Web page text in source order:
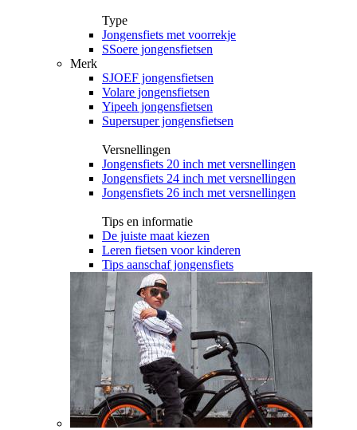
Type
Jongensfiets met voorrekje
SSoere jongensfietsen
Merk
SJOEF jongensfietsen
Volare jongensfietsen
Yipeeh jongensfietsen
Supersuper jongensfietsen
Versnellingen
Jongensfiets 20 inch met versnellingen
Jongensfiets 24 inch met versnellingen
Jongensfiets 26 inch met versnellingen
Tips en informatie
De juiste maat kiezen
Leren fietsen voor kinderen
Tips aanschaf jongensfiets